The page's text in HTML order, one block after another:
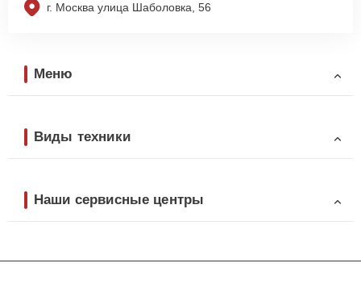
г. Москва улица Шаболовка, 56
Меню
Виды техники
Наши сервисные центры